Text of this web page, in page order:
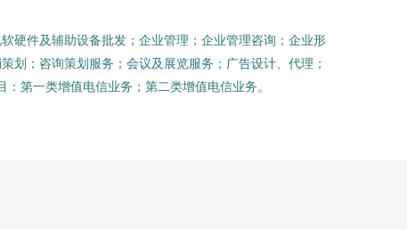
硬件及辅助设备批发；企业管理；企业管理咨询；企业形
划；咨询策划服务；会议及展览服务；广告设计、代理；
第一类增值电信业务；第二类增值电信业务。